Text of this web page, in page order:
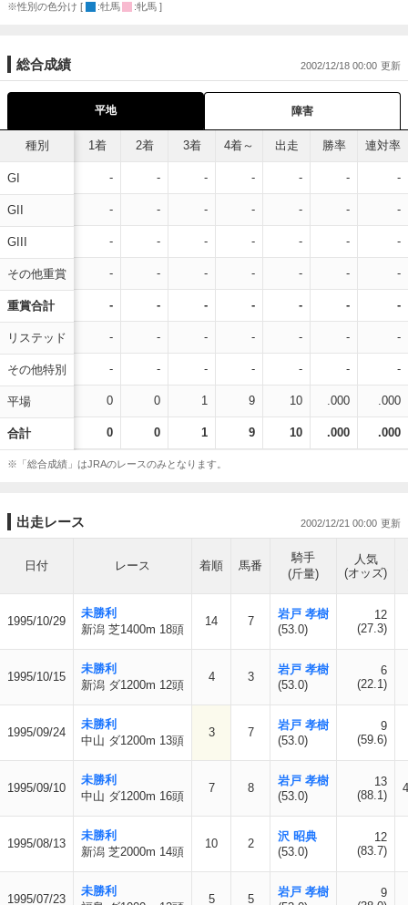
※性別の色分け [ :牡馬 :牝馬 ]
総合成績 2002/12/18 00:00
平地 障害
種別
GI
GII
GIII
その他重賞
重賞合計
リステッド
その他特別
平場
合計
1着 2着 3着 4着～ 出走 勝率 連対率
- - - - - - -
- - - - - - -
- - - - - - -
- - - - - - -
- - - - - - -
- - - - - - -
- - - - - - -
0 0 1 9 10 .000 .000
0 0 1 9 10 .000 .000
※「総合成績」はJRAのレースのみとなります。
出走レース 2002/12/21 00:00
日付 レース 着順 馬番
騎手
(斤量)
人気
(オッズ)
1995/10/29
未勝利
新潟 芝1400m 18頭
14 7
岩戸 孝樹
(53.0)
12
(27.3)
1995/10/15
未勝利
新潟 ダ1200m 12頭
4 3
岩戸 孝樹
(53.0)
6
(22.1)
1995/09/24
未勝利
中山 ダ1200m 13頭
3 7
岩戸 孝樹
(53.0)
9
(59.6)
1995/09/10
未勝利
中山 ダ1200m 16頭
7 8
岩戸 孝樹
(53.0)
13
(88.1)
1995/08/13
未勝利
新潟 芝2000m 14頭
10 2
沢 昭典
(53.0)
12
(83.7)
1995/07/23
未勝利
5 5
岩戸 孝樹
9